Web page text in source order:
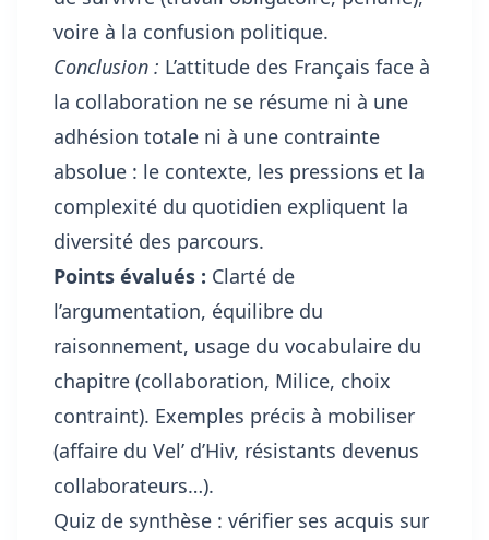
voire à la confusion politique.
Conclusion : L’attitude des Français face à
la collaboration ne se résume ni à une
adhésion totale ni à une contrainte
absolue : le contexte, les pressions et la
complexité du quotidien expliquent la
diversité des parcours.
Points évalués : Clarté de
l’argumentation, équilibre du
raisonnement, usage du vocabulaire du
chapitre (collaboration, Milice, choix
contraint). Exemples précis à mobiliser
(affaire du Vel’ d’Hiv, résistants devenus
collaborateurs…).
Quiz de synthèse : vérifier ses acquis sur